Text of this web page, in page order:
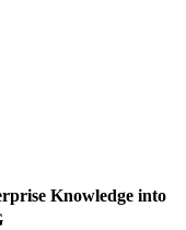
Knowledge into